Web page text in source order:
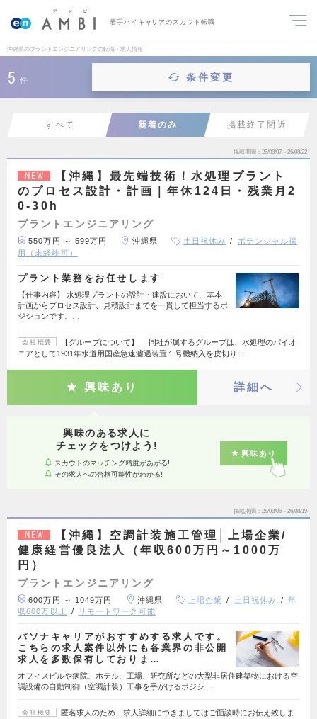
若手ハイキャリアのスカウト転職
沖縄県のプラントエンジニアリングの転職・求人情報
5 件 条件変更
すべて 新着のみ 掲載終了間近
掲載期間 26/08/07～26/08/22
NEW
【沖縄】最先端技術！水処理プラント
のプロセス設計・計画｜年休124日・残業月2
0-30h
プラントエンジニアリング
550万円 ～ 599万円 沖縄県 土日祝休み
ポテンシャル採
用（未経験可）
プラント業務をお任せします
【仕事内容】 水処理プラントの設計・建設において、基本
計画からプロセス設計、見積設計までを一貫して担当するポ
ジションです。…
会社概要
【グループについて】 同社が属するグループは、水処理のパイオ
ニアとして1931年水道用国産急速濾過装置１号機納入を皮切り…
興味あり 詳細へ
興味のある求人に
チェックをつけよう!
スカウトのマッチング精度があがる!
その求人への合格可能性がわかる!
興味あり
掲載期間 26/08/06～26/08/19
NEW
【沖縄】空調計装施工管理│上場企業/
健康経営優良法人（年収600万円～1000万
円）
プラントエンジニアリング
600万円 ～ 1049万円 沖縄県 上場企業 土日祝休み
年
収600万以上
リモートワーク可能
パソナキャリアがおすすめする求人です。
こちらの求人案件以外にも各業界の非公開
求人を多数保有しておりま…
オフィスビルや病院、ホテル、工場、研究所などの大型非居住建築物における空
調設備の自動制御（空調計装）工事を手がけるポジシ…
会社概要
匿名求人のため、求人詳細につきましてはご面談時にお伝え致しま